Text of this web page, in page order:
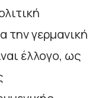
την γερμανική
έλλογο, ως